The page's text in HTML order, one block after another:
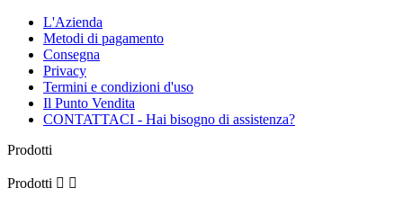
L'Azienda
Metodi di pagamento
Consegna
Privacy
Termini e condizioni d'uso
Il Punto Vendita
CONTATTACI - Hai bisogno di assistenza?
Prodotti
Prodotti  